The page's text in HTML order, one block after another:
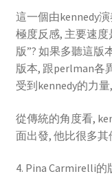
這一個由kennedy
極度反感, 主要速
版”? 如果多聽這版
版本, 跟perlman各
受到kennedy的力
從傳統的角度看,
面出發, 他比很多
4. Pina Carmirelli的